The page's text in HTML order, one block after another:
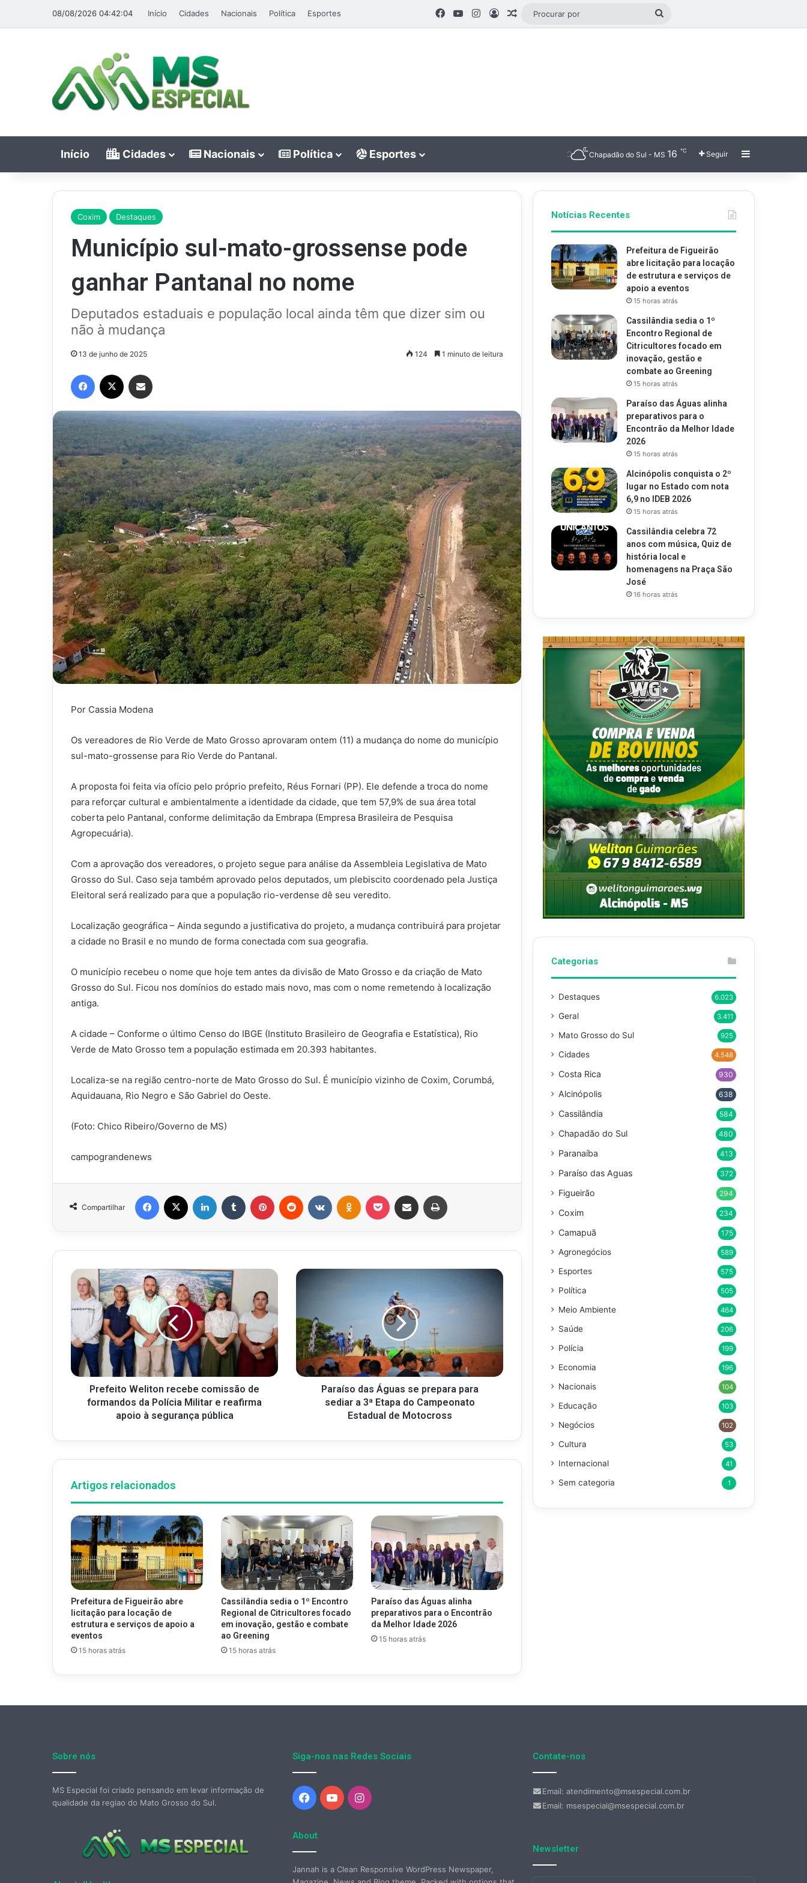
08/08/2026 04:42:04 Início Cidades Nacionais Política Esportes Facebook
YouTubeInstagram
EntrarArtigo aleatório
Procurar
Início Cidades Nacionais Política Esportes Chapadão do Sul - MS 16 ℃ Seguir Barra Lateral
Coxim Destaques
Município sul-mato-grossense pode
ganhar Pantanal no nome
Deputados estaduais e população local ainda têm que dizer sim ou
não à mudança
13 de junho de 2025 124 1 minuto de leitura
Facebook
Por Cassia Modena
Os vereadores de Rio Verde de Mato Grosso aprovaram ontem (11) a mudança do nome do município
sul-mato-grossense para Rio Verde do Pantanal.
A proposta foi feita via ofício pelo próprio prefeito, Réus Fornari (PP). Ele defende a troca do nome
para reforçar cultural e ambientalmente a identidade da cidade, que tem 57,9% de sua área total
coberta pelo Pantanal, conforme delimitação da Embrapa (Empresa Brasileira de Pesquisa
Agropecuária).
Com a aprovação dos vereadores, o projeto segue para análise da Assembleia Legislativa de Mato
Grosso do Sul. Caso seja também aprovado pelos deputados, um plebiscito coordenado pela Justiça
Eleitoral será realizado para que a população rio-verdense dê seu veredito.
Localização geográfica – Ainda segundo a justificativa do projeto, a mudança contribuirá para projetar
a cidade no Brasil e no mundo de forma conectada com sua geografia.
O município recebeu o nome que hoje tem antes da divisão de Mato Grosso e da criação de Mato
Grosso do Sul. Ficou nos domínios do estado mais novo, mas com o nome remetendo à localização
antiga.
A cidade – Conforme o último Censo do IBGE (Instituto Brasileiro de Geografia e Estatística), Rio
Verde de Mato Grosso tem a população estimada em 20.393 habitantes.
Localiza-se na região centro-norte de Mato Grosso do Sul. É município vizinho de Coxim, Corumbá,
Aquidauana, Rio Negro e São Gabriel do Oeste.
(Foto: Chico Ribeiro/Governo de MS)
campograndenews
Compartilhar
Facebook Linkedin Tumblr Pinterest Reddit Pocket Compartilhar via e-mail
Prefeito Weliton recebe comissão de
formandos da Polícia Militar e reafirma
apoio à segurança pública
Paraíso das Águas se prepara para
sediar a 3ª Etapa do Campeonato
Estadual de Motocross
Artigos relacionados
Prefeitura de Figueirão abre
licitação para locação de
estrutura e serviços de apoio a
eventos
15 horas atrás
Cassilândia sedia o 1º Encontro
Regional de Citricultores focado
em inovação, gestão e combate
ao Greening
15 horas atrás
Paraíso das Águas alinha
preparativos para o Encontrão
da Melhor Idade 2026
15 horas atrás
Notícias Recentes
Prefeitura de Figueirão
abre licitação para locação
de estrutura e serviços de
apoio a eventos
15 horas atrás
Cassilândia sedia o 1º
Encontro Regional de
Citricultores focado em
inovação, gestão e
combate ao Greening
15 horas atrás
Paraíso das Águas alinha
preparativos para o
Encontrão da Melhor Idade
2026
15 horas atrás
Alcinópolis conquista o 2º
lugar no Estado com nota
6,9 no IDEB 2026
15 horas atrás
Cassilândia celebra 72
anos com música, Quiz de
história local e
homenagens na Praça São
José
16 horas atrás
Categorias
Destaques 6.023
Geral 3.411
Mato Grosso do Sul 925
Cidades 4.548
Costa Rica 930
Alcinópolis 638
Cassilândia 584
Chapadão do Sul 480
Paranaíba 413
Paraíso das Aguas 372
Figueirão 294
Coxim 234
Camapuã 175
Agronegócios 589
Esportes 575
Política 505
Meio Ambiente 464
Saúde 206
Polícia 199
Economia 196
Nacionais 104
Educação 103
Negócios 102
Cultura 53
Internacional 41
Sem categoria 1
Sobre nós
MS Especial foi criado pensando em levar informação de
qualidade da regiao do Mato Grosso do Sul.
Siga-nos nas Redes Sociais
Facebook
YouTubeInstagram
About
Jannah is a Clean Responsive WordPress Newspaper,
Contate-nos
Email: atendimento@msespecial.com.br
Email: msespecial@msespecial.com.br
Newsletter